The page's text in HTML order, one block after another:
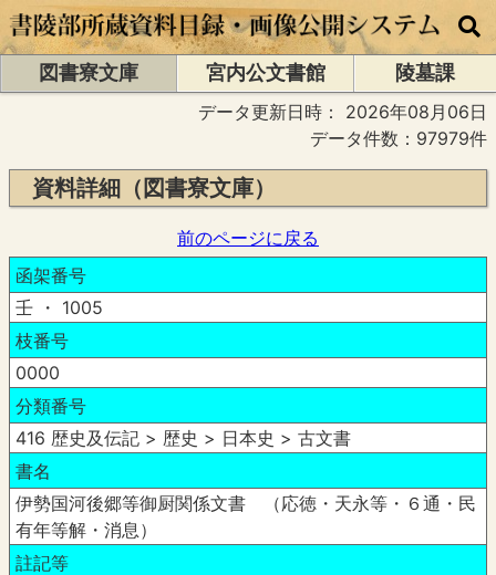
図書寮文庫 宮内公文書館
陵墓課
データ更新日時： 2026年08月06日
データ件数：97979件
資料詳細（図書寮文庫）
前のページに戻る
函架番号
壬 ・ 1005
枝番号
0000
分類番号
416 歴史及伝記 > 歴史 > 日本史 > 古文書
書名
伊勢国河後郷等御厨関係文書 （応徳・天永等・６通・民
有年等解・消息）
註記等